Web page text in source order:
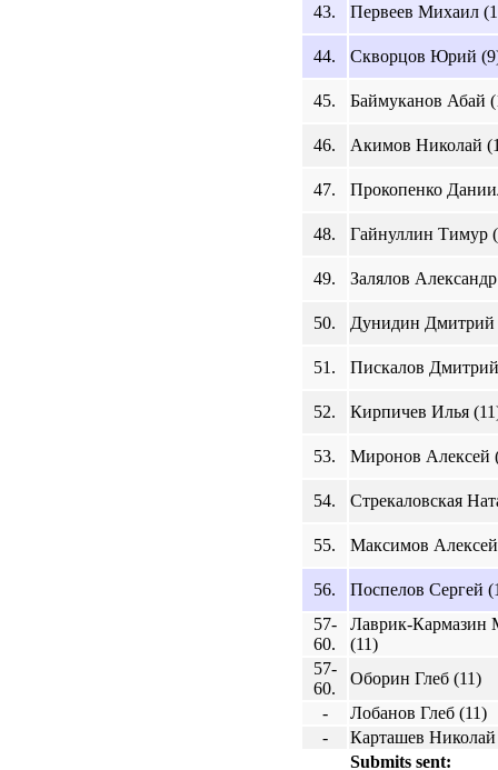
43. Первеев Михаил
44. Скворцов Юрий
45. Баймуканов Абай
46. Акимов Николай
47. Прокопенко
48. Гайнуллин Тимур
49. Залялов
50. Дунидин Дмитрий
51. Пискалов
52. Кирпичев Илья
53. Миронов Алексей
54. Стрекаловская
55. Максимов
56.
Поспелов Сергей
57-
60.
Лаврик-Кармазин
(11)
57-
60.
Оборин Глеб (11)
-
Лобанов Глеб (11)
-
Карташев Николай
Submits sent: